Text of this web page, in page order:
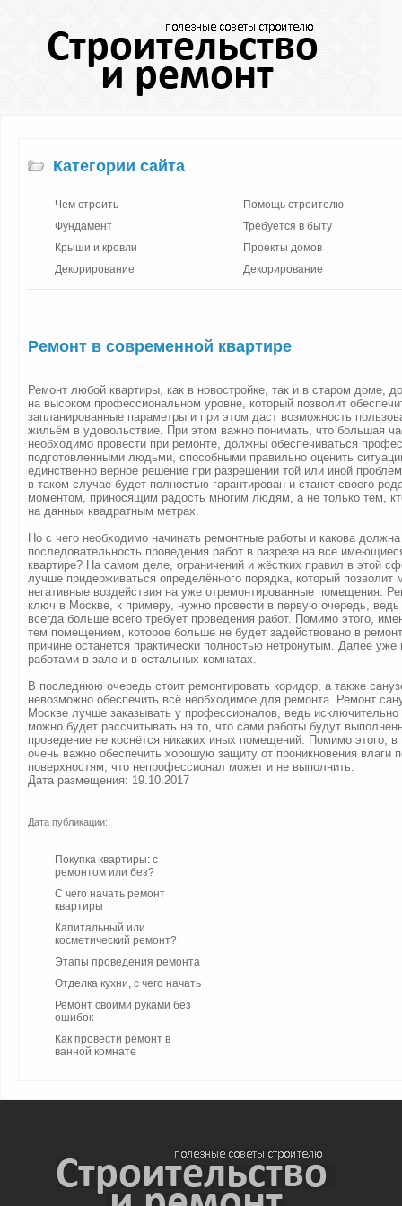
Категории сайта
Чем строить
Фундамент
Крыши и кровли
Декорирование
Помощь строителю
Требуется в быту
Проекты домов
Декорирование
Ремонт в современной квартире
Ремонт любой квартиры, как в новостройке, так и в старом доме,
на высоком профессиональном уровне, который позволит
запланированные параметры и при этом даст возможность
жильём в удовольствие. При этом важно понимать, что большая
необходимо провести при ремонте, должны обеспечиваться
подготовленными людьми, способными правильно оценить
единственно верное решение при разрешении той или иной
в таком случае будет полностью гарантирован и станет своего
моментом, приносящим радость многим людям, а не только тем,
на данных квадратным метрах.
Но с чего необходимо начинать ремонтные работы и какова
последовательность проведения работ в разрезе на все
квартире? На самом деле, ограничений и жёстких правил в этой
лучше придерживаться определённого порядка, который позволит
негативные воздействия на уже отремонтированные помещения.
ключ в Москве, к примеру, нужно провести в первую очередь,
всегда больше всего требует проведения работ. Помимо этого,
тем помещением, которое больше не будет задействовано в
причине останется практически полностью нетронутым. Далее
работами в зале и в остальных комнатах.
В последнюю очередь стоит ремонтировать коридор, а также
невозможно обеспечить всё необходимое для ремонта. Ремонт
Москве лучше заказывать у профессионалов, ведь
можно будет рассчитывать на то, что сами работы будут
проведение не коснётся никаких иных помещений. Помимо этого,
очень важно обеспечить хорошую защиту от проникновения влаги
поверхностям, что непрофессионал может и не выполнить.
Дата размещения: 19.10.2017
Дата публикации:
Покупка квартиры: с
ремонтом или без?
С чего начать ремонт
квартиры
Капитальный или
косметический ремонт?
Этапы проведения ремонта
Отделка кухни, с чего начать
Ремонт своими руками без
ошибок
Как провести ремонт в
ванной комнате